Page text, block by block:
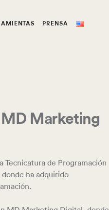
PRENSA
Marketing
Tecnicatura de Programación
donde ha adquirido